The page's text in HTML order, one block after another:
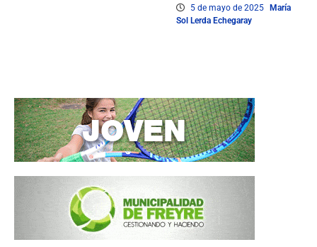
5 de mayo de 2025 María
Sol Lerda Echegaray